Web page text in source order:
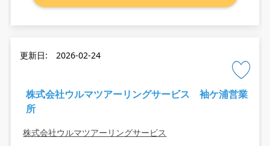
更新日: 2026-02-24
株式会社ウルマツアーリングサービス 袖ケ浦営業
所
株式会社ウルマツアーリングサービス